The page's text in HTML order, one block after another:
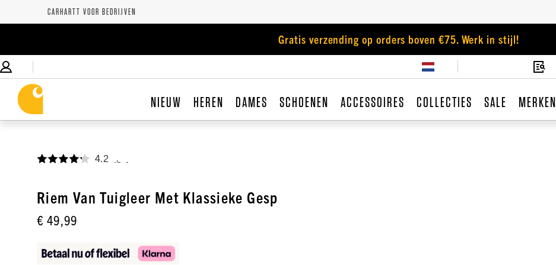
CARHARTT VOOR BEDRIJVEN
Gratis verzending op orders boven €75. Werk in stijl!
NIEUW HEREN DAMES SCHOENEN ACCESSOIRES COLLECTIES SALE MERKEN
4.2
Riem Van Tuigleer Met Klassieke Gesp
€ 49,99